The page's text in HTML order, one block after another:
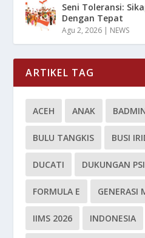
Seni Toleransi:
Dengan Tepat
Agu 2, 2026 | NEWS
ARTIKEL TAG
ACEH ANAK
BULU TANGKIS BUSI
DUCATI DUKUNGAN
FORMULA E GENERASI
IIMS 2026 INDONESIA